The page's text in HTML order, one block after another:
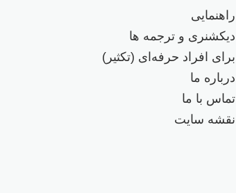
راهنمایی
دیکشنری و ترجمه ها
برای افراد حرفه‌ای (تکثیر)
درباره ما
تماس با ما
نقشه سایت